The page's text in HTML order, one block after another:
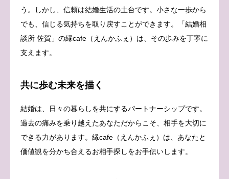
う。しかし、信頼は結婚生活の土台です。小さな一歩から
でも、信じる気持ちを取り戻すことができます。「結婚相
談所 佐賀」の縁cafe（えんかふぇ）は、その歩みを丁寧に
支えます。
共に歩む未来を描く
結婚は、日々の暮らしを共にするパートナーシップです。
過去の痛みを乗り越えたあなただからこそ、相手を大切に
できる力があります。縁cafe（えんかふぇ）は、あなたと
価値観を分かち合えるお相手探しをお手伝いします。